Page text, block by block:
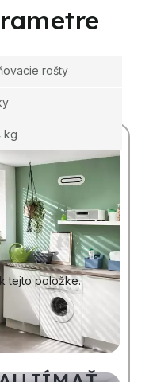
rošty
kg
tejto položke.